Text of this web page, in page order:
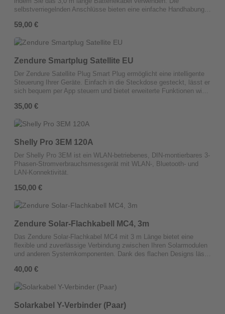
selbstverriegelnden Anschlüsse bieten eine einfache Handhabung –
eingesteckt ist. Dieses 3,0 m Kabel bietet zusätzliche Reichweite
angepasst an Ihre individuellen Anforderungen.
Regulärer Preis:
59,00 €
Zendure Smartplug Satellite EU
Der Zendure Satellite Plug Smart Plug ermöglicht eine intelligente
Steuerung Ihrer Geräte. Einfach in die Steckdose gesteckt, lässt er
sich bequem per App steuern und bietet erweiterte Funktionen wie
Regulärer Preis:
35,00 €
Shelly Pro 3EM 120A
Der Shelly Pro 3EM ist ein WLAN-betriebenes, DIN-montierbares 3-
Phasen-Stromverbrauchsmessgerät mit WLAN-, Bluetooth- und
LAN-Konnektivität.
Regulärer Preis:
150,00 €
Zendure Solar-Flachkabell MC4, 3m
Das Zendure Solar-Flachkabel MC4 mit 3 m Länge bietet eine
flexible und zuverlässige Verbindung zwischen Ihren Solarmodulen
und anderen Systemkomponenten. Dank des flachen Designs lässt
unterschiedliche Installationsumgebungen.
Regulärer Preis:
40,00 €
Solarkabel Y-Verbinder (Paar)